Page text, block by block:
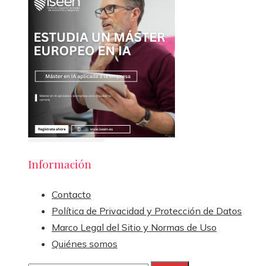
Información
Contacto
Política de Privacidad y Protección de Datos
Marco Legal del Sitio y Normas de Uso
Quiénes somos